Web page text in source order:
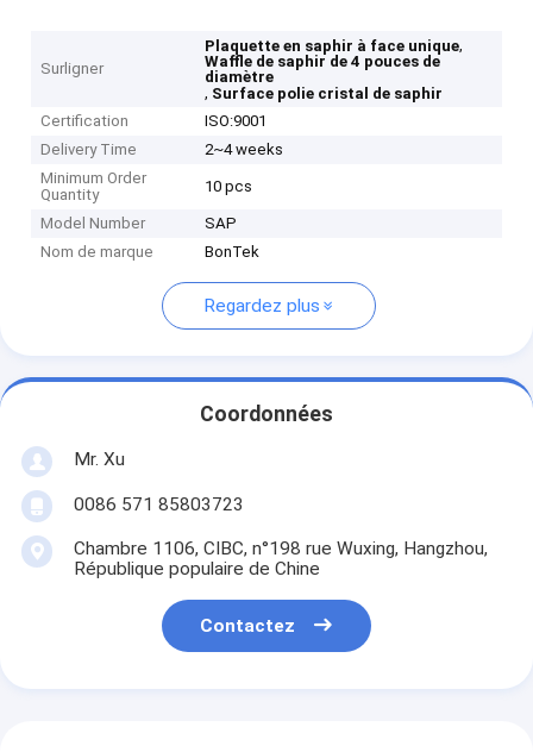
Surligner
Plaquette en saphir à face unique,
Waffle de saphir de 4 pouces de
diamètre
, Surface polie cristal de saphir
Certification
ISO:9001
Delivery Time
2~4 weeks
Minimum Order
Quantity
10 pcs
Model Number
SAP
Nom de marque
BonTek
Regardez plus
Coordonnées
Mr. Xu
0086 571 85803723
Chambre 1106, CIBC, n°198 rue Wuxing, Hangzhou,
République populaire de Chine
Contactez